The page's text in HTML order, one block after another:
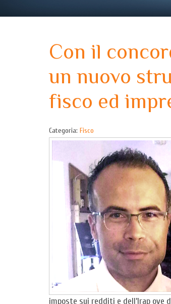
Con il
un nuovo
fisco ed
Categoria: Fisco
imposte sui redditi e dell’Irap ove